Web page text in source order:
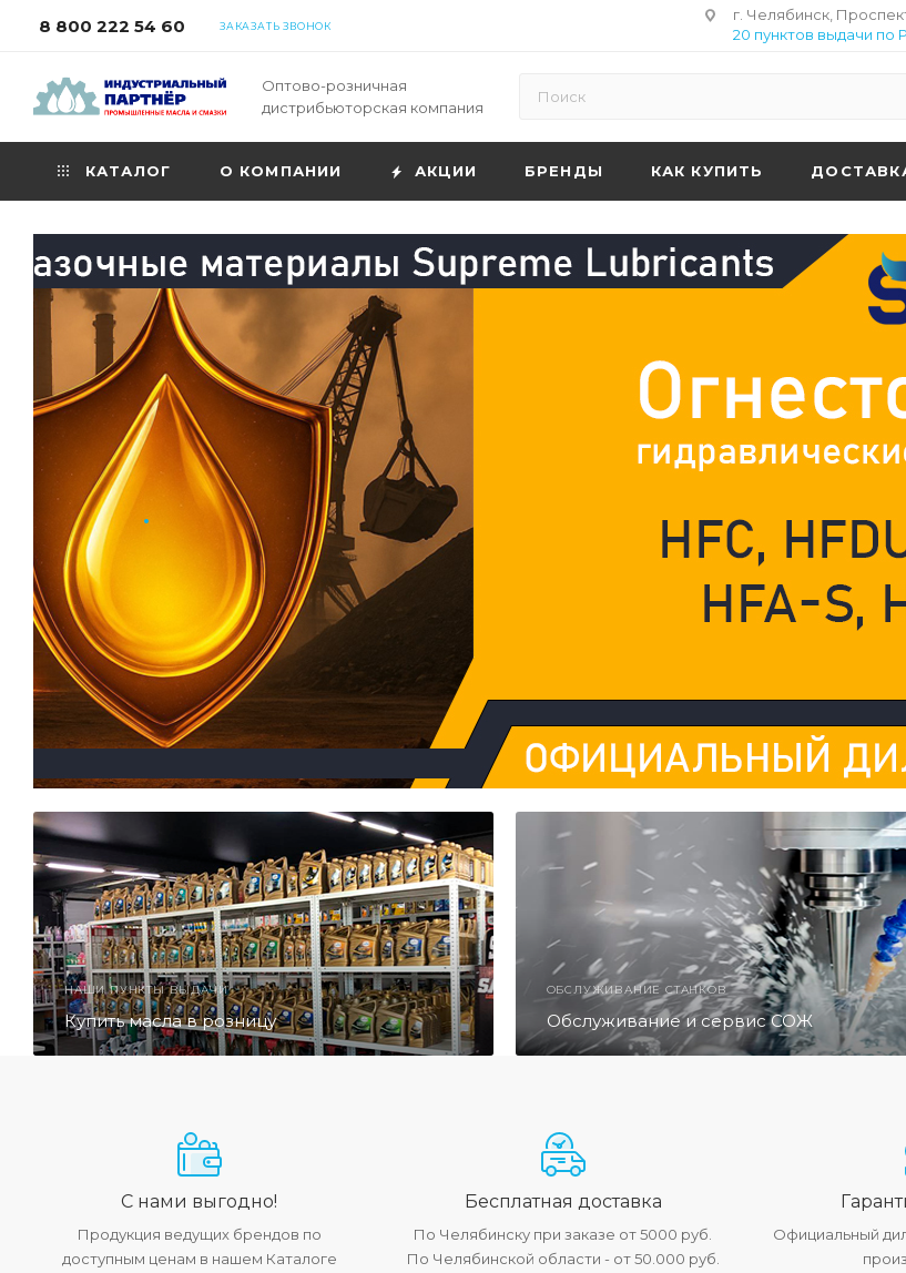
8 800 222 54 60 ЗАКАЗАТЬ ЗВОНОК
г. Челябинск,
20 пунктов выдачи по
Оптово-розничная
дистрибьюторская компания
КАТАЛОГ О КОМПАНИИ АКЦИИ БРЕНДЫ КАК КУПИТЬ
.
НАШИ ПУНКТЫ ВЫДАЧИ
Купить масла в розницу
ОБСЛУЖИВАНИЕ СТАНКОВ
Обслуживание и сервис СОЖ
С нами выгодно!
Продукция ведущих брендов по
доступным ценам в нашем Каталоге
Бесплатная доставка
По Челябинску при заказе от 5000 руб.
По Челябинской области - от 50.000 руб.
Официальный